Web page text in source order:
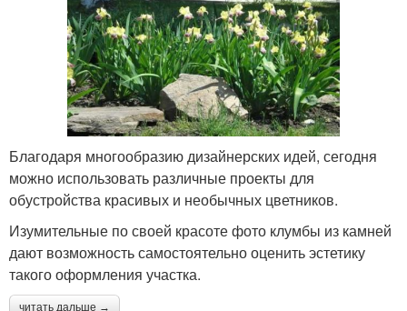
Благодаря многообразию дизайнерских идей, сегодня
можно использовать различные проекты для
обустройства красивых и необычных цветников.
Изумительные по своей красоте фото клумбы из камней
дают возможность самостоятельно оценить эстетику
такого оформления участка.
читать дальше →